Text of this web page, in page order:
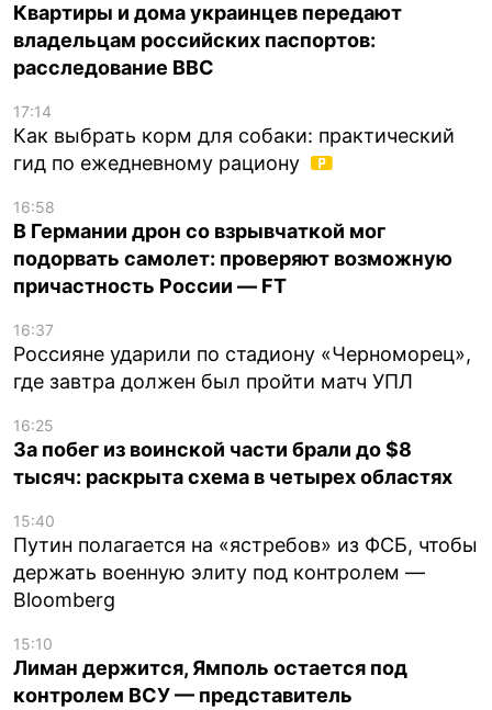
Квартиры и дома украинцев передают
владельцам российских паспортов:
расследование BBC
17:14
Как выбрать корм для собаки: практический
гид по ежедневному рациону
16:58
В Германии дрон со взрывчаткой мог
подорвать самолет: проверяют возможную
причастность России — FT
16:37
Россияне ударили по стадиону «Черноморец»,
где завтра должен был пройти матч УПЛ
16:25
За побег из воинской части брали до $8
тысяч: раскрыта схема в четырех областях
15:40
Путин полагается на «ястребов» из ФСБ, чтобы
держать военную элиту под контролем —
Bloomberg
15:10
Лиман держится, Ямполь остается под
контролем ВСУ — представитель